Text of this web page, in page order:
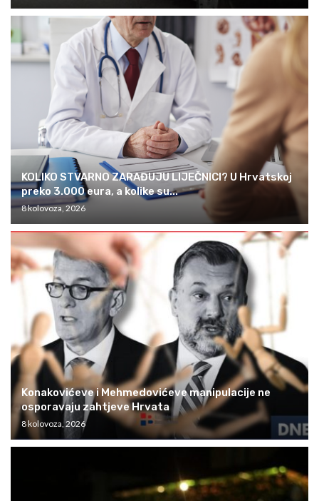
KOLIKO STVARNO ZARAĐUJU LIJEČNICI? U Hrvatskoj
preko 3.000 eura, a kolike su...
8 kolovoza, 2026
Konakovićeve i Mehmedovićeve manipulacije ne
osporavaju zahtjeve Hrvata
8 kolovoza, 2026